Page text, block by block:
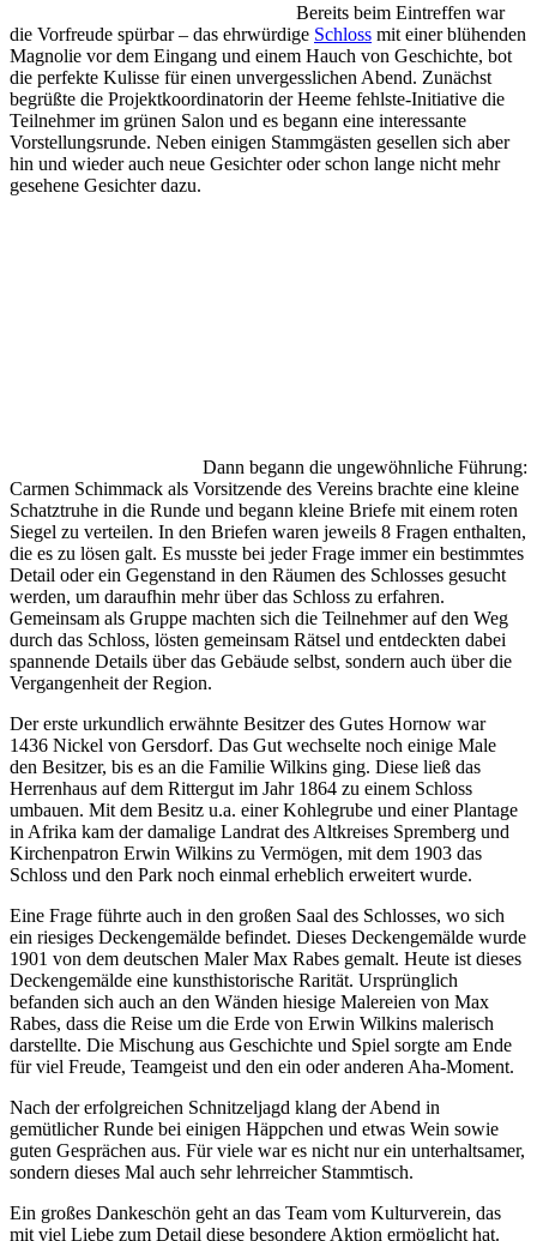
Bereits beim Eintreffen war
die Vorfreude spürbar – das ehrwürdige Schloss mit einer blühenden
Magnolie vor dem Eingang und einem Hauch von Geschichte, bot
die perfekte Kulisse für einen unvergesslichen Abend. Zunächst
begrüßte die Projektkoordinatorin der Heeme fehlste-Initiative die
Teilnehmer im grünen Salon und es begann eine interessante
Vorstellungsrunde. Neben einigen Stammgästen gesellen sich aber
hin und wieder auch neue Gesichter oder schon lange nicht mehr
gesehene Gesichter dazu.
Dann begann die ungewöhnliche Führung:
Carmen Schimmack als Vorsitzende des Vereins brachte eine kleine
Schatztruhe in die Runde und begann kleine Briefe mit einem roten
Siegel zu verteilen. In den Briefen waren jeweils 8 Fragen enthalten,
die es zu lösen galt. Es musste bei jeder Frage immer ein bestimmtes
Detail oder ein Gegenstand in den Räumen des Schlosses gesucht
werden, um daraufhin mehr über das Schloss zu erfahren.
Gemeinsam als Gruppe machten sich die Teilnehmer auf den Weg
durch das Schloss, lösten gemeinsam Rätsel und entdeckten dabei
spannende Details über das Gebäude selbst, sondern auch über die
Vergangenheit der Region.
Der erste urkundlich erwähnte Besitzer des Gutes Hornow war
1436 Nickel von Gersdorf. Das Gut wechselte noch einige Male
den Besitzer, bis es an die Familie Wilkins ging. Diese ließ das
Herrenhaus auf dem Rittergut im Jahr 1864 zu einem Schloss
umbauen. Mit dem Besitz u.a. einer Kohlegrube und einer Plantage
in Afrika kam der damalige Landrat des Altkreises Spremberg und
Kirchenpatron Erwin Wilkins zu Vermögen, mit dem 1903 das
Schloss und den Park noch einmal erheblich erweitert wurde.
Eine Frage führte auch in den großen Saal des Schlosses, wo sich
ein riesiges Deckengemälde befindet. Dieses Deckengemälde wurde
1901 von dem deutschen Maler Max Rabes gemalt. Heute ist dieses
Deckengemälde eine kunsthistorische Rarität. Ursprünglich
befanden sich auch an den Wänden hiesige Malereien von Max
Rabes, dass die Reise um die Erde von Erwin Wilkins malerisch
darstellte. Die Mischung aus Geschichte und Spiel sorgte am Ende
für viel Freude, Teamgeist und den ein oder anderen Aha-Moment.
Nach der erfolgreichen Schnitzeljagd klang der Abend in
gemütlicher Runde bei einigen Häppchen und etwas Wein sowie
guten Gesprächen aus. Für viele war es nicht nur ein unterhaltsamer,
sondern dieses Mal auch sehr lehrreicher Stammtisch.
Ein großes Dankeschön geht an das Team vom Kulturverein, das
mit viel Liebe zum Detail diese besondere Aktion ermöglicht hat.